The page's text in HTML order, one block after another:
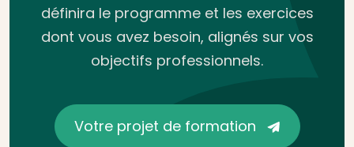
définira le programme et les exercices
dont vous avez besoin, alignés sur vos
objectifs professionnels.
Votre projet de formation